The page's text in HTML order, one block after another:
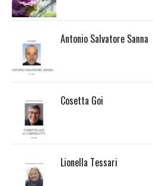
Antonio Salvatore Sanna
Cosetta Goi
Lionella Tessari